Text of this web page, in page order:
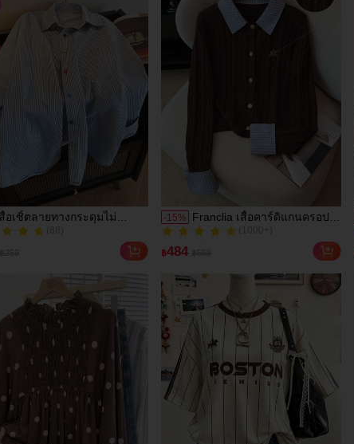
อเชิ้ตลายทางกระดุมไม่
มาตรหลวม ๆ สีสันสดใส
สำหรับผู้หญิง สไตล์หรูหรา น่า
มินิมอล สดใส ใส่ได้ทุกวัน
(88)
ยแล้ว
แล้ว
-15%
Franclia เสื้อคาร์ดิแกนครอป
ถักต่อลาย 2 In 1 สไตล์
Blogger แฟชั่น, สไตล์ยุโรป
(1000+)
50+ ขายแล้ว
50+ ขายแล้ว
฿484